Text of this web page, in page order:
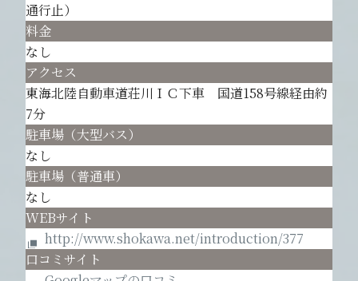
通行止）
料金
なし
アクセス
東海北陸自動車道荘川ＩＣ下車 国道158号線経由約
7分
駐車場（大型バス）
なし
駐車場（普通車）
なし
WEBサイト
http://www.shokawa.net/introduction/377
口コミサイト